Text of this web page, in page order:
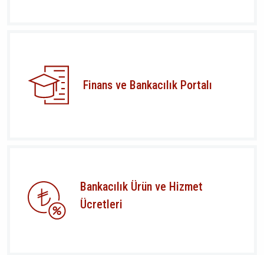
Finans ve Bankacılık Portalı
Bankacılık Ürün ve Hizmet
Ücretleri